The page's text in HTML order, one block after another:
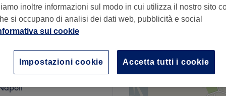
- Riviera di Chiaia
27 recensioni
inoltre informazioni sul modo in cui utilizza il nostro sito
si occupano di analisi dei dati web, pubblicità e social
sui cookie
Accetta tutti i cookie
Impostazioni cookie